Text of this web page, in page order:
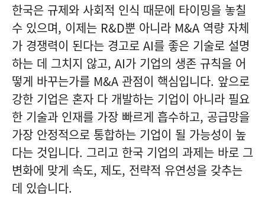
한국은 규제와 사회적 인식 때문에 타이밍을 놓칠
수 있으며, 이제는 R&D뿐 아니라 M&A 역량 자체
가 경쟁력이 된다는 경고로 AI를 좋은 기술로 설명
하는 데 그치지 않고, AI가 기업의 생존 규칙을 어
떻게 바꾸는가를 M&A 관점이 핵심입니다. 앞으로
강한 기업은 혼자 다 개발하는 기업이 아니라 필요
한 기술과 인재를 가장 빠르게 흡수하고, 공급망을
가장 안정적으로 통합하는 기업이 될 가능성이 높
다는 것입니다. 그리고 한국 기업의 과제는 바로 그
변화에 맞게 속도, 제도, 전략적 유연성을 갖추는
데 있습니다.